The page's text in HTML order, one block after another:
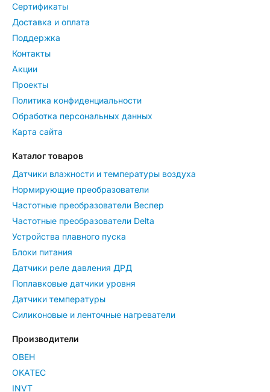
Сертификаты
Доставка и оплата
Поддержка
Контакты
Акции
Проекты
Политика конфиденциальности
Обработка персональных данных
Карта сайта
Каталог товаров
Датчики влажности и температуры воздуха
Нормирующие преобразователи
Частотные преобразователи Веспер
Частотные преобразователи Delta
Устройства плавного пуска
Блоки питания
Датчики реле давления ДРД
Поплавковые датчики уровня
Датчики температуры
Силиконовые и ленточные нагреватели
Производители
ОВЕН
OKATEC
INVT